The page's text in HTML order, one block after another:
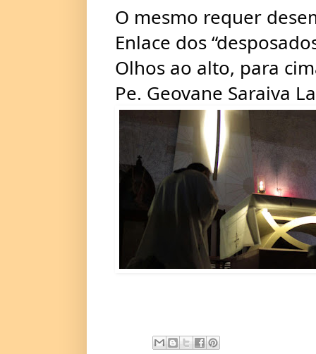
O mesmo requer
Enlace dos
Olhos ao alto, para
Pe. Geovane Saraiva